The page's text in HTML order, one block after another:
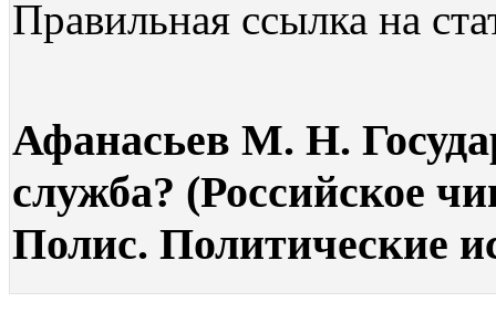
Правильная ссылка на
Афанасьев М. Н.
служба? (Российское
Полис. Политические